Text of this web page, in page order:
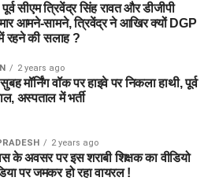
सीएम त्रिवेंद्र सिंह रावत और डीजीपी
आमने-सामने, त्रिवेंद्र ने आखिर क्यों DGP
रहने की सलाह ?
2 years ago
मॉर्निंग वॉक पर हाइवे पर निकला हाथी, पूर्व
अस्पताल में भर्ती
2 years ago
के अवसर पर इस शराबी शिक्षक का वीडियो
पर जमकर हो रहा वायरल !